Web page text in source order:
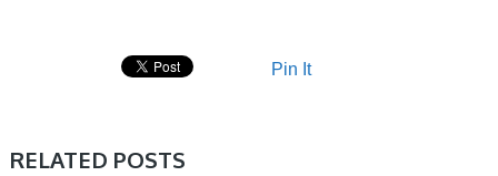
Pin It
RELATED POSTS